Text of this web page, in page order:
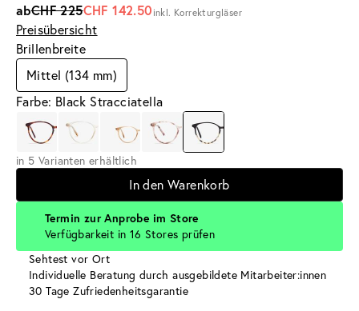
abCHF 225CHF 142.50 inkl. Korrekturgläser
Preisübersicht
Brillenbreite
Mittel (134 mm)
Farbe: Black Stracciatella
in 5 Varianten erhältlich
In den Warenkorb
Termin zur Anprobe im Store
Verfügbarkeit in 16 Stores prüfen
Sehtest vor Ort
Individuelle Beratung durch ausgebildete Mitarbeiter:innen
30 Tage Zufriedenheitsgarantie